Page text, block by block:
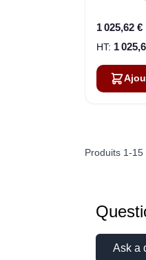
1 025,62 €
1
Produits 1-15
Ask a